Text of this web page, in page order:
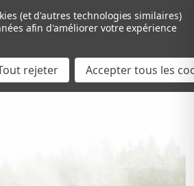
Passer au contenu principal
(et d'autres technologies similaires)
afin d'améliorer votre expérience
rejeter Accepter tous les